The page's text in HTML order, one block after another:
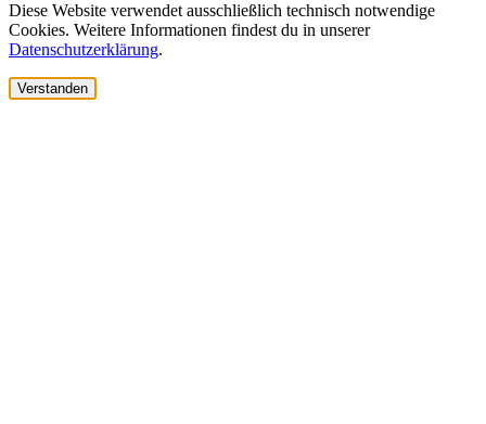
Diese Website verwendet ausschließlich technisch notwendige
Cookies. Weitere Informationen findest du in unserer
Datenschutzerklärung.
Verstanden